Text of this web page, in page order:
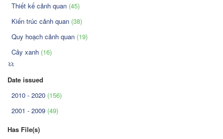
Thiết kế cảnh quan (45)
Kiến trúc cảnh quan (38)
Quy hoạch cảnh quan (19)
Cây xanh (16)
>>
Date issued
2010 - 2020 (156)
2001 - 2009 (49)
Has File(s)